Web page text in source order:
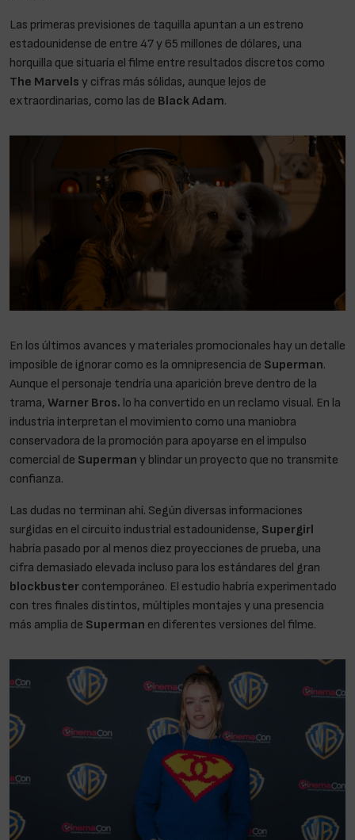
Las primeras previsiones de taquilla apuntan a un estreno
estadounidense de entre 47 y 65 millones de dólares, una
horquilla que situaría el filme entre resultados discretos como
The Marvels y cifras más sólidas, aunque lejos de
extraordinarias, como las de Black Adam.
En los últimos avances y materiales promocionales hay un detalle
imposible de ignorar como es la omnipresencia de Superman.
Aunque el personaje tendría una aparición breve dentro de la
trama, Warner Bros. lo ha convertido en un reclamo visual. En la
industria interpretan el movimiento como una maniobra
conservadora de la promoción para apoyarse en el impulso
comercial de Superman y blindar un proyecto que no transmite
confianza.
Las dudas no terminan ahí. Según diversas informaciones
surgidas en el circuito industrial estadounidense, Supergirl
habría pasado por al menos diez proyecciones de prueba, una
cifra demasiado elevada incluso para los estándares del gran
blockbuster contemporáneo. El estudio habría experimentado
con tres finales distintos, múltiples montajes y una presencia
más amplia de Superman en diferentes versiones del filme.